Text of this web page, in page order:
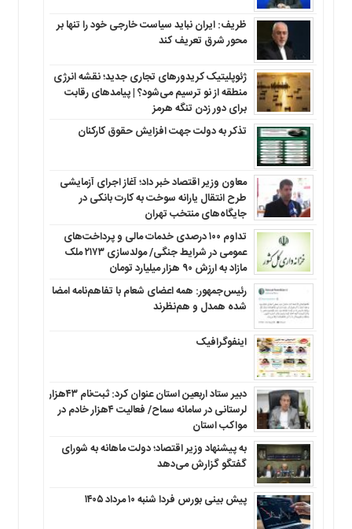
ظریف: ایران نباید سیاست خارجی خود را تنها بر
محور شرق تعریف کند
ژئوپلیتیک کریدورهای تجاری جدید؛ نقشه انرژی
منطقه‌ از نو ترسیم می‌شود؟ | پیامدهای رقابت
برای دور زدن تنگه هرمز
تذکر به دولت جهت افزایش حقوق کارکنان ‌
معاون وزیر اقتصاد خبر داد؛ آغاز اجرای آزمایشی
طرح انتقال یارانه سوخت به کارت بانکی در
جایگاه‌های منتخب تهران
تداوم ۱۰۰ درصدی خدمات مالی و پرداخت‌های
عمومی در شرایط جنگی/ مولدسازی ۲۱۷۳ ملک
مازاد به ارزش ۹۰ هزار میلیارد تومان
رئیس‌جمهور: همه اعضای شعام با تفاهم‌نامه امضا
شده همدل و هم‌نظرند
اینفوگرافیک
دبیر ستاد اربعین استان عنوان کرد: ثبت‌نام ۴۳هزار
لرستانی در سامانه سماح/ فعالیت ۴هزار خادم در
مواکب استان
به پیشنهاد وزیر اقتصاد؛ دولت ماهانه به شورای
گفتگو گزارش می‌دهد
پیش بینی بورس فردا شنبه ۱۰ مرداد ۱۴۰۵